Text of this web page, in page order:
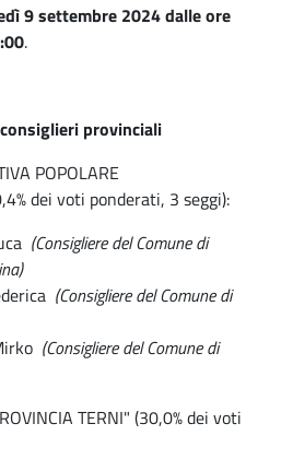
9 settembre 2024 dalle ore
.
provinciali
POPOLARE
dei voti ponderati, 3 seggi):
(Consigliere del Comune di
(Consigliere del Comune di
(Consigliere del Comune di
TERNI" (30,0% dei voti